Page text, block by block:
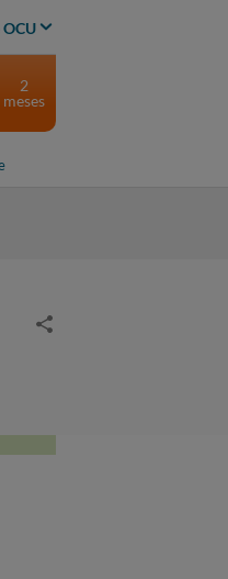
OCU
2
meses